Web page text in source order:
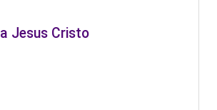
Jesus Cristo